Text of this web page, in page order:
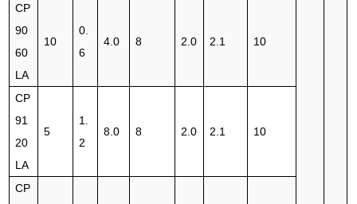
CP
90
60
LA
10
0.
6
4.0 8 2.0 2.1 10
CP
91
20
LA
5
1.
2
8.0 8 2.0 2.1 10
CP